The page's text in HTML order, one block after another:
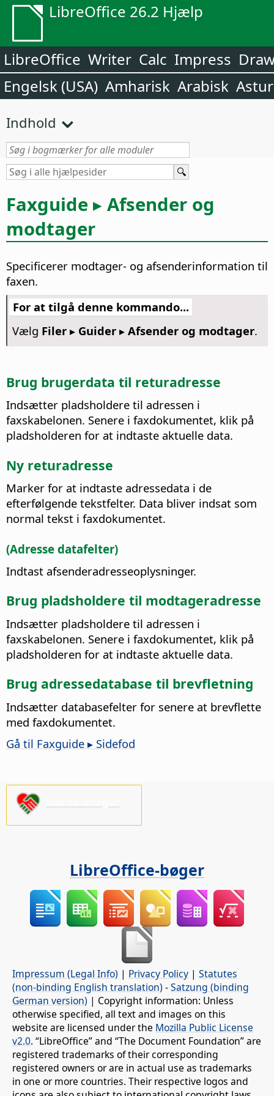
LibreOffice 26.2 Hjælp
LibreOffice Writer Calc Impress
Engelsk (USA) Amharisk Arabisk
Indhold
Faxguide ▸ Afsender og
modtager
Specificerer modtager- og afsenderinformation til
faxen.
For at tilgå denne kommando...
Vælg Filer ▸ Guider ▸ Afsender og modtager.
Brug brugerdata til returadresse
Indsætter pladsholdere til adressen i
faxskabelonen. Senere i faxdokumentet, klik på
pladsholderen for at indtaste aktuelle data.
Ny returadresse
Marker for at indtaste adressedata i de
efterfølgende tekstfelter. Data bliver indsat som
normal tekst i faxdokumentet.
(Adresse datafelter)
Indtast afsenderadresseoplysninger.
Brug pladsholdere til modtageradresse
Indsætter pladsholdere til adressen i
faxskabelonen. Senere i faxdokumentet, klik på
pladsholderen for at indtaste aktuelle data.
Brug adressedatabase til brevfletning
Indsætter databasefelter for senere at brevflette
med faxdokumentet.
Gå til Faxguide ▸ Sidefod
LibreOffice-bøger
Impressum (Legal Info) | Privacy Policy | Statutes
(non-binding English translation) -Satzung (binding
German version) | Copyright information: Unless
otherwise specified, all text and images on this
website are licensed under the Mozilla Public License
v2.0. “LibreOffice” and “The Document Foundation” are
registered trademarks of their corresponding
registered owners or are in actual use as trademarks
in one or more countries. Their respective logos and